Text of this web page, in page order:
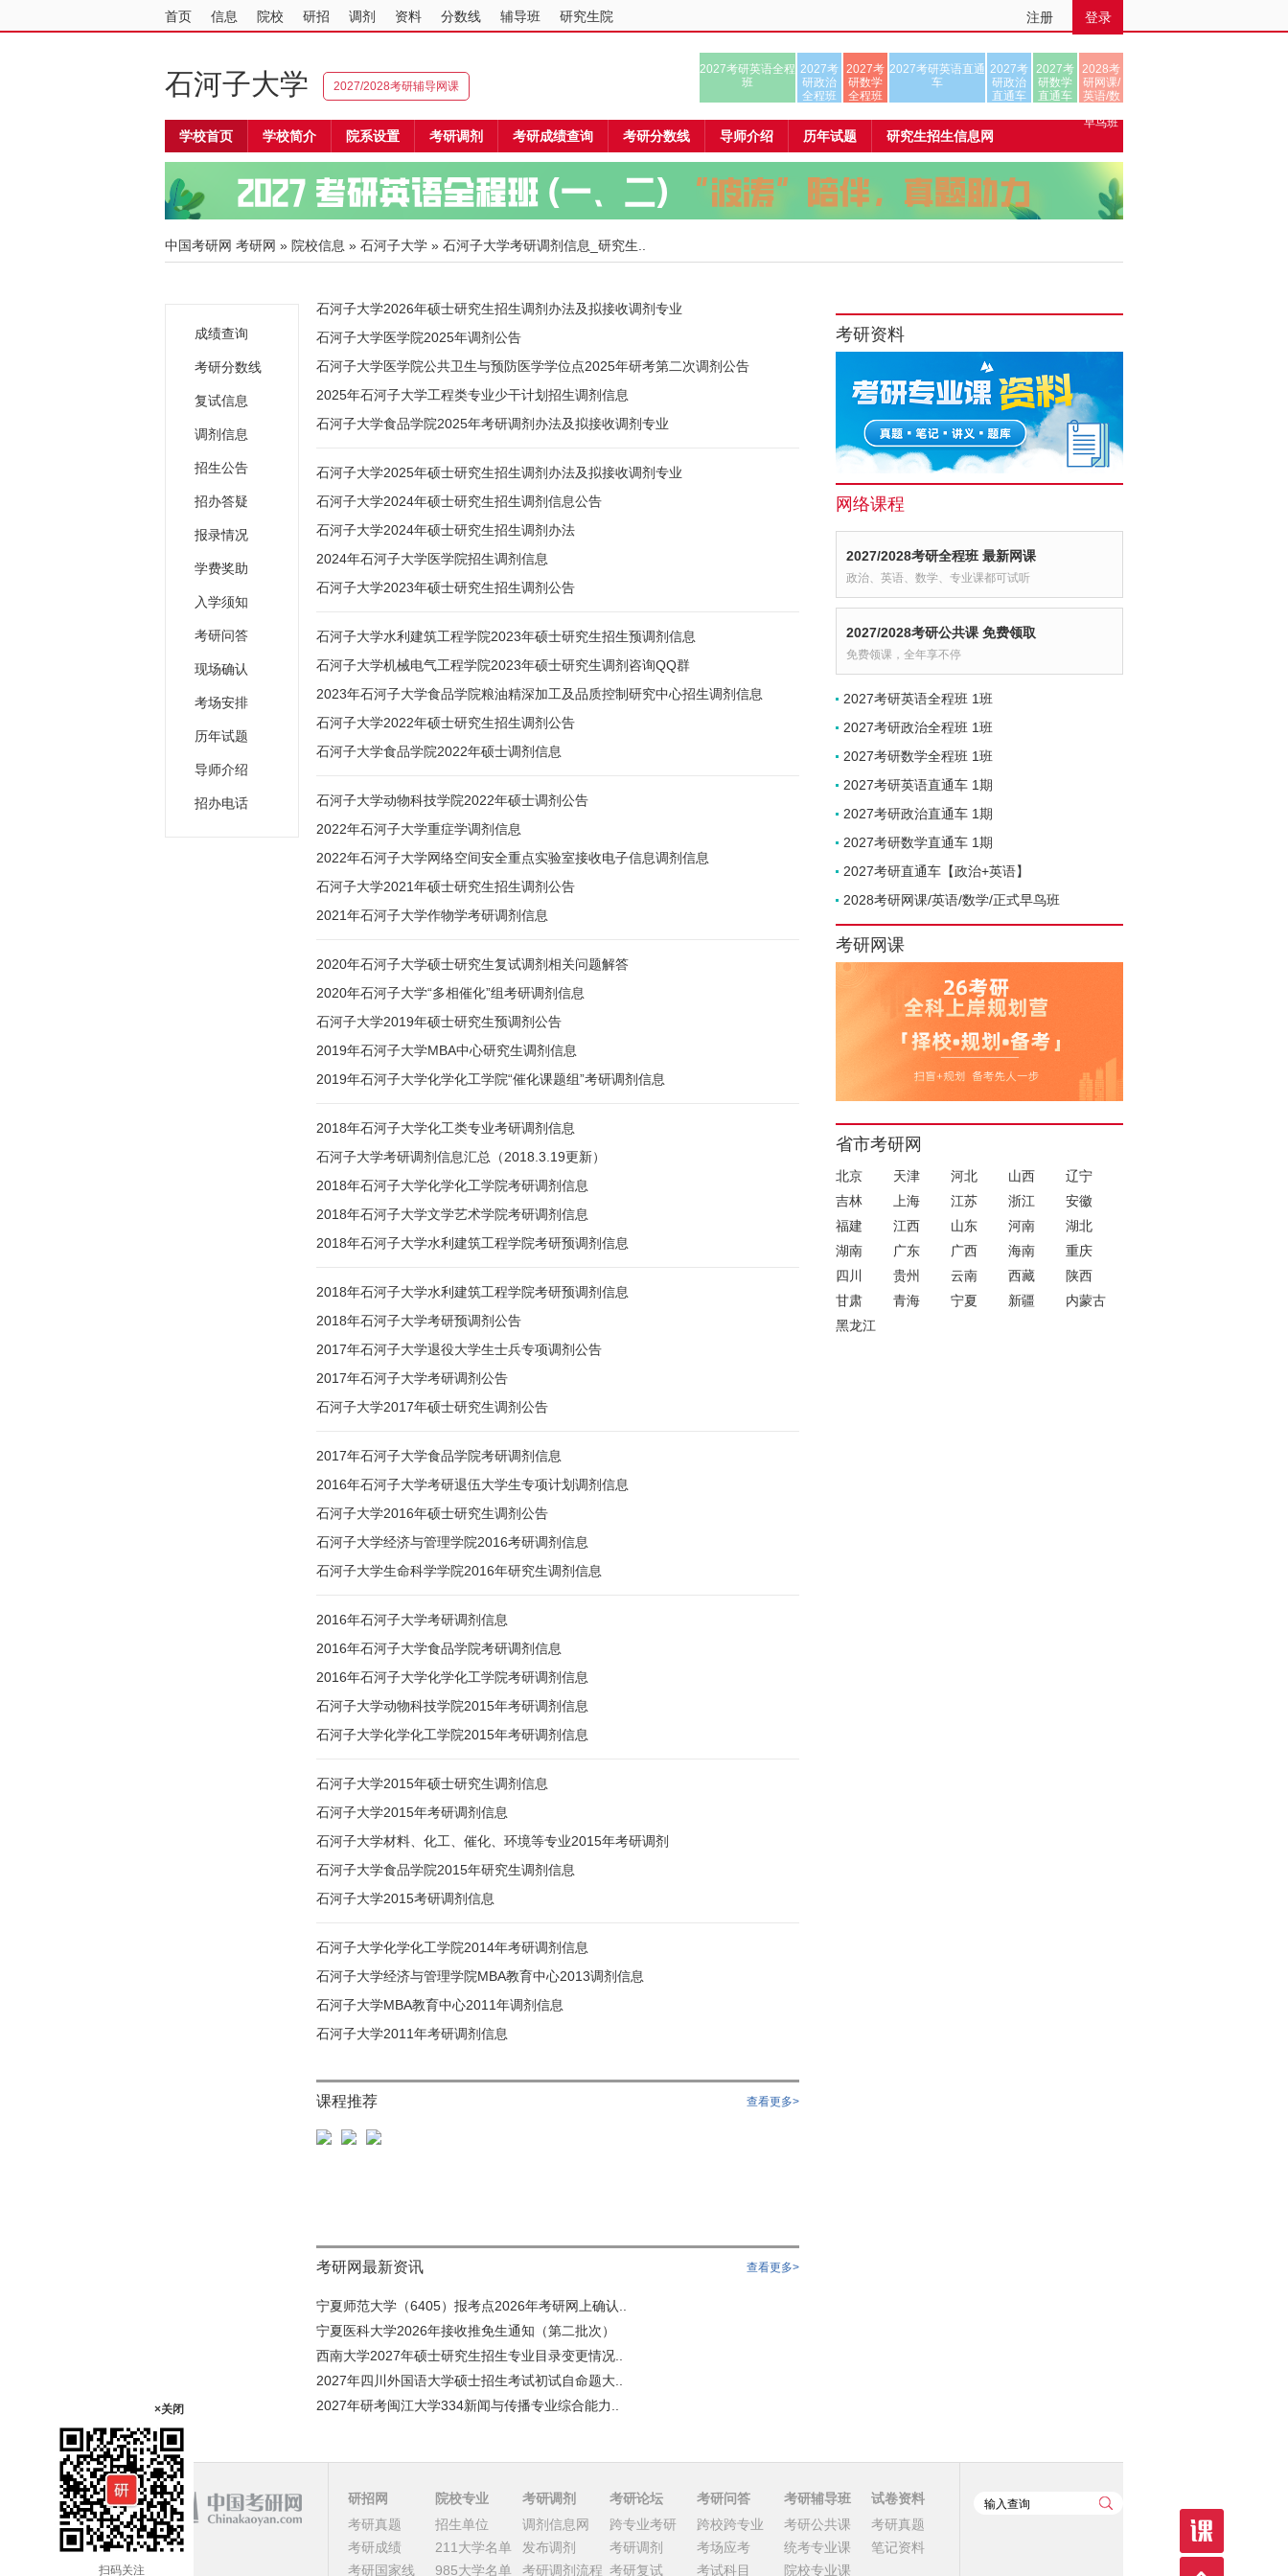
首页 信息 院校 研招 调剂 资料 分数线 辅导班 研究生院 注册 登录
石河子大学 2027/2028考研辅导网课
2027考研英语全程
班
2027考
研政治
全程班
2027考
研数学
全程班
2027考研英语直通
车
2027考
研政治
直通车
2027考
研数学
直通车
2028考
研网课/
英语/数
早鸟班
学校首页 学校简介 院系设置 考研调剂 考研成绩查询 考研分数线 导师介绍 历年试题 研究生招生信息网
中国考研网 考研网 » 院校信息 » 石河子大学 » 石河子大学考研调剂信息_研究生..
成绩查询
考研分数线
复试信息
调剂信息
招生公告
招办答疑
报录情况
学费奖助
入学须知
考研问答
现场确认
考场安排
历年试题
导师介绍
招办电话
石河子大学2026年硕士研究生招生调剂办法及拟接收调剂专业
石河子大学医学院2025年调剂公告
石河子大学医学院公共卫生与预防医学学位点2025年研考第二次调剂公告
2025年石河子大学工程类专业少干计划招生调剂信息
石河子大学食品学院2025年考研调剂办法及拟接收调剂专业
石河子大学2025年硕士研究生招生调剂办法及拟接收调剂专业
石河子大学2024年硕士研究生招生调剂信息公告
石河子大学2024年硕士研究生招生调剂办法
2024年石河子大学医学院招生调剂信息
石河子大学2023年硕士研究生招生调剂公告
石河子大学水利建筑工程学院2023年硕士研究生招生预调剂信息
石河子大学机械电气工程学院2023年硕士研究生调剂咨询QQ群
2023年石河子大学食品学院粮油精深加工及品质控制研究中心招生调剂信息
石河子大学2022年硕士研究生招生调剂公告
石河子大学食品学院2022年硕士调剂信息
石河子大学动物科技学院2022年硕士调剂公告
2022年石河子大学重症学调剂信息
2022年石河子大学网络空间安全重点实验室接收电子信息调剂信息
石河子大学2021年硕士研究生招生调剂公告
2021年石河子大学作物学考研调剂信息
2020年石河子大学硕士研究生复试调剂相关问题解答
2020年石河子大学“多相催化”组考研调剂信息
石河子大学2019年硕士研究生预调剂公告
2019年石河子大学MBA中心研究生调剂信息
2019年石河子大学化学化工学院“催化课题组”考研调剂信息
2018年石河子大学化工类专业考研调剂信息
石河子大学考研调剂信息汇总（2018.3.19更新）
2018年石河子大学化学化工学院考研调剂信息
2018年石河子大学文学艺术学院考研调剂信息
2018年石河子大学水利建筑工程学院考研预调剂信息
2018年石河子大学水利建筑工程学院考研预调剂信息
2018年石河子大学考研预调剂公告
2017年石河子大学退役大学生士兵专项调剂公告
2017年石河子大学考研调剂公告
石河子大学2017年硕士研究生调剂公告
2017年石河子大学食品学院考研调剂信息
2016年石河子大学考研退伍大学生专项计划调剂信息
石河子大学2016年硕士研究生调剂公告
石河子大学经济与管理学院2016考研调剂信息
石河子大学生命科学学院2016年研究生调剂信息
2016年石河子大学考研调剂信息
2016年石河子大学食品学院考研调剂信息
2016年石河子大学化学化工学院考研调剂信息
石河子大学动物科技学院2015年考研调剂信息
石河子大学化学化工学院2015年考研调剂信息
石河子大学2015年硕士研究生调剂信息
石河子大学2015年考研调剂信息
石河子大学材料、化工、催化、环境等专业2015年考研调剂
石河子大学食品学院2015年研究生调剂信息
石河子大学2015考研调剂信息
石河子大学化学化工学院2014年考研调剂信息
石河子大学经济与管理学院MBA教育中心2013调剂信息
石河子大学MBA教育中心2011年调剂信息
石河子大学2011年考研调剂信息
课程推荐 查看更多>
考研网最新资讯 查看更多>
宁夏师范大学（6405）报考点2026年考研网上确认..
宁夏医科大学2026年接收推免生通知（第二批次）
西南大学2027年硕士研究生招生专业目录变更情况..
2027年四川外国语大学硕士招生考试初试自命题大..
2027年研考闽江大学334新闻与传播专业综合能力..
考研资料
网络课程
2027/2028考研全程班 最新网课
政治、英语、数学、专业课都可试听
2027/2028考研公共课 免费领取
免费领课，全年享不停
2027考研英语全程班 1班
2027考研政治全程班 1班
2027考研数学全程班 1班
2027考研英语直通车 1期
2027考研政治直通车 1期
2027考研数学直通车 1期
2027考研直通车【政治+英语】
2028考研网课/英语/数学/正式早鸟班
考研网课
省市考研网
北京 天津 河北 山西
辽宁
吉林
上海 江苏 浙江
安徽
福建
江西 山东 河南
湖北
湖南
广东 广西 海南
重庆
四川
贵州 云南 西藏
陕西
甘肃
青海 宁夏 新疆
内蒙古
黑龙江
研招网
考研真题
考研成绩
考研国家线
院校专业
招生单位
211大学名单
985大学名单
考研调剂
调剂信息网
发布调剂
考研调剂流程
考研论坛
跨专业考研
考研调剂
考研复试
考研问答
跨校跨专业
考场应考
考试科目
考研辅导班
考研公共课
统考专业课
院校专业课
试卷资料
考研真题
笔记资料
×关闭
扫码关注
课程